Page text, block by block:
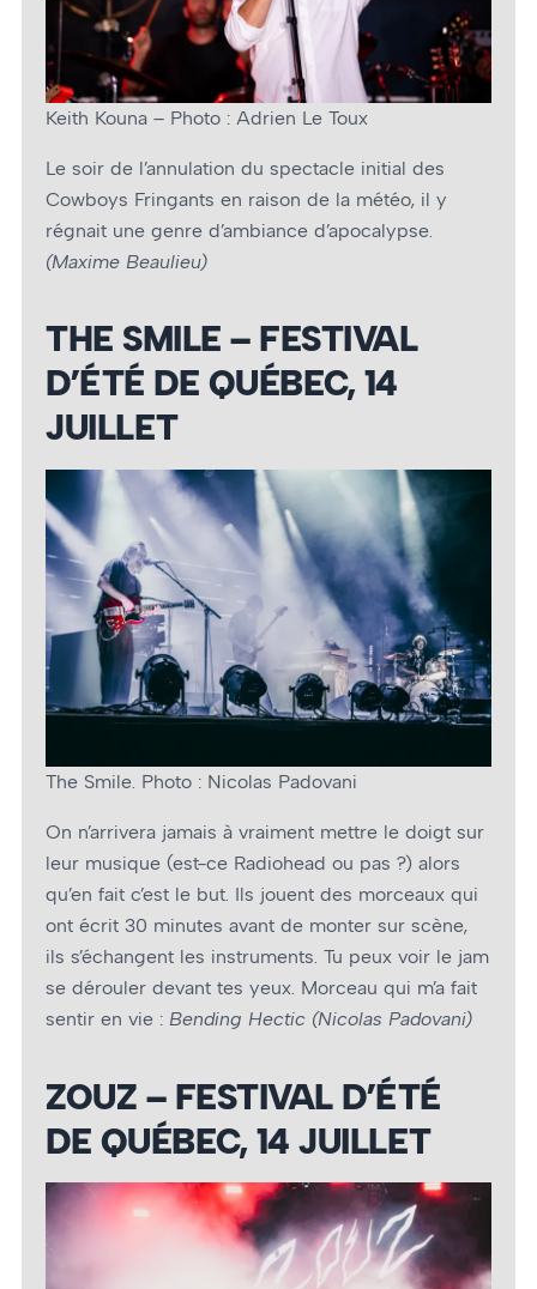
Keith Kouna – Photo : Adrien Le Toux
Le soir de l’annulation du spectacle initial des
Cowboys Fringants en raison de la météo, il y
régnait une genre d’ambiance d’apocalypse.
(Maxime Beaulieu)
THE SMILE – FESTIVAL
D’ÉTÉ DE QUÉBEC, 14
JUILLET
The Smile. Photo : Nicolas Padovani
On n’arrivera jamais à vraiment mettre le doigt sur
leur musique (est-ce Radiohead ou pas ?) alors
qu’en fait c’est le but. Ils jouent des morceaux qui
ont écrit 30 minutes avant de monter sur scène,
ils s’échangent les instruments. Tu peux voir le jam
se dérouler devant tes yeux. Morceau qui m’a fait
sentir en vie : Bending Hectic (Nicolas Padovani)
ZOUZ – FESTIVAL D’ÉTÉ
DE QUÉBEC, 14 JUILLET